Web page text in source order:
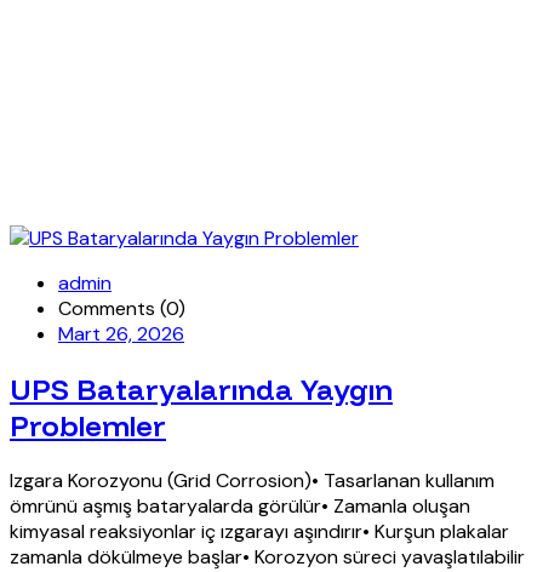
admin
Comments (0)
Mart 26, 2026
UPS Bataryalarında Yaygın
Problemler
Izgara Korozyonu (Grid Corrosion)• Tasarlanan kullanım
ömrünü aşmış bataryalarda görülür• Zamanla oluşan
kimyasal reaksiyonlar iç ızgarayı aşındırır• Kurşun plakalar
zamanla dökülmeye başlar• Korozyon süreci yavaşlatılabilir